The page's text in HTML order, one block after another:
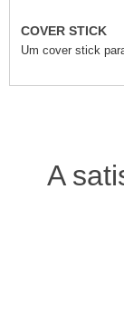
COVER STICK
Um cover stick
A